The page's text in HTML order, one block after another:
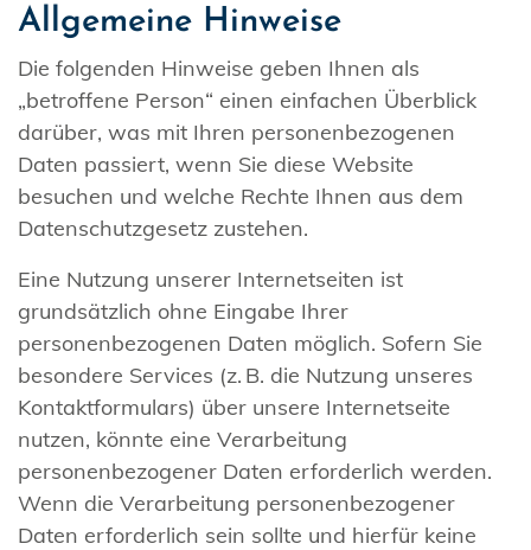
Allgemeine Hinweise
Die folgenden Hinweise geben Ihnen als
„betroffene Person“ einen einfachen Überblick
darüber, was mit Ihren personenbezogenen
Daten passiert, wenn Sie diese Website
besuchen und welche Rechte Ihnen aus dem
Datenschutzgesetz zustehen.
Eine Nutzung unserer Internetseiten ist
grundsätzlich ohne Eingabe Ihrer
personenbezogenen Daten möglich. Sofern Sie
besondere Services (z. B. die Nutzung unseres
Kontaktformulars) über unsere Internetseite
nutzen, könnte eine Verarbeitung
personenbezogener Daten erforderlich werden.
Wenn die Verarbeitung personenbezogener
Daten erforderlich sein sollte und hierfür keine